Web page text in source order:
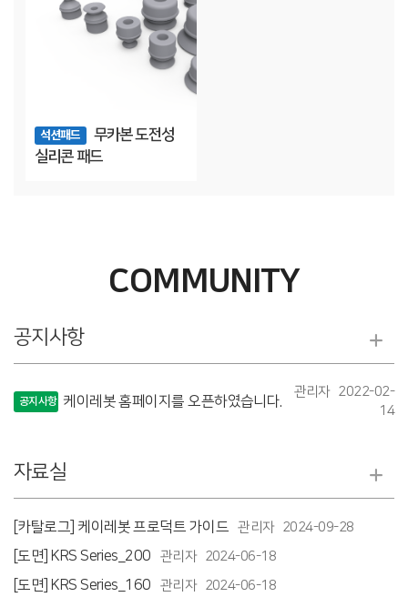
석션패드
무카본 도전성
실리콘 패드
COMMUNITY
공지사항
공지사항
관리자 2022-02-
14
케이레봇 홈페이지를 오픈하였습니다.
자료실
관리자 2024-09-28
[카탈로그] 케이레봇 프로덕트 가이드
관리자 2024-06-18
[도면] KRS Series_200
관리자 2024-06-18
[도면] KRS Series_160